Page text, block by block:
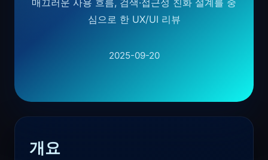
매끄러운 사용 흐름, 검색·접근성 친화 설계를 중
심으로 한 UX/UI 리뷰
2025-09-20
개요